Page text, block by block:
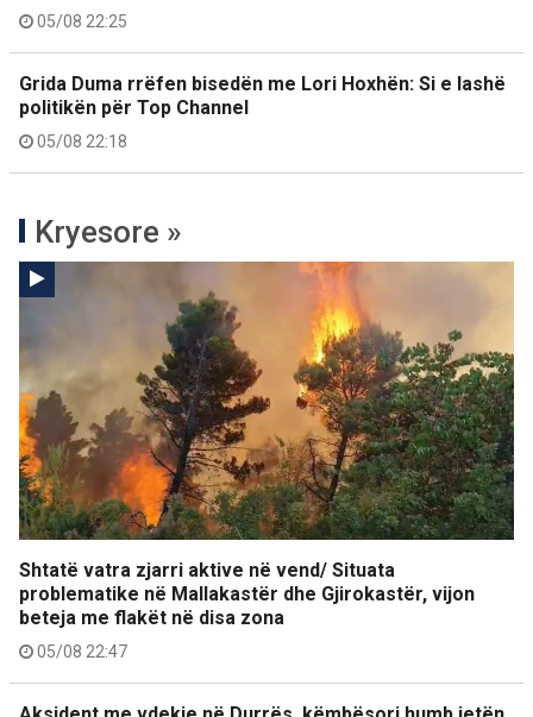
05/08 22:25
Grida Duma rrëfen bisedën me Lori Hoxhën: Si e lashë
politikën për Top Channel
05/08 22:18
Kryesore »
Shtatë vatra zjarri aktive në vend/ Situata
problematike në Mallakastër dhe Gjirokastër, vijon
beteja me flakët në disa zona
05/08 22:47